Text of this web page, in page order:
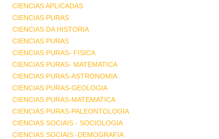
CIENCIAS APLICADAS
CIENCIAS PURAS
CIENCIAS DA HISTORIA
CIENCIAS PURAS
CIENCIAS PURAS- FISICA
CIENCIAS PURAS- MATEMATICA
CIENCIAS PURAS-ASTRONOMIA
CIENCIAS PURAS-GEOLOGIA
CIENCIAS PURAS-MATEMATICA
CIENCIAS PURAS-PALEONTOLOGIA
CIENCIAS SOCIAIS - SOCIOLOGIA
CIENCIAS SOCIAIS -DEMOGRAFIA